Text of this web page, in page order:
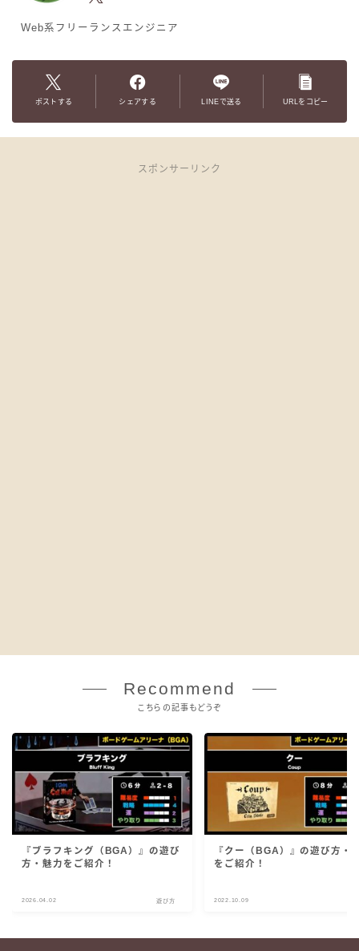
Web系フリーランスエンジニア
ポストする シェアする LINEで送る URLをコピー
スポンサーリンク
Recommend
こちらの記事もどうぞ
『ブラフキング（BGA）』の遊び
方・魅力をご紹介！
2026.04.02 遊び方
『クー（BGA）』の遊び方・
をご紹介！
2022.10.09